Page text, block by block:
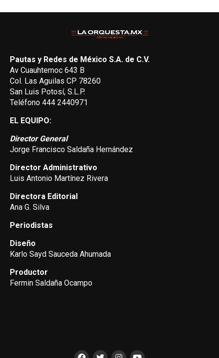
Pautas y Redes de México S.A. de C.V.
Av Cuauhtemoc 643 B
Col. Las Aguilas CP 78260
San Luis Potosí, S.L.P.
Teléfono 444 2440971
EL EQUIPO:
Director General
Jorge Francisco Saldaña Hernández
Director Administrativo
Luis Antonio Martínez Rivera
Directora Editorial
Ana G. Silva
Periodistas
Diseño
Karlo Sayd Sauceda Ahumada
Productor
Fermin Saldaña Ocampo